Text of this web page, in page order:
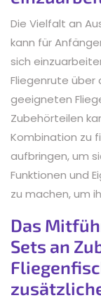
Die Vielfalt an
kann für
sich
Fliegenrute über
geeigneten
Zubehörteilen
Kombination zu
aufbringen, um
Funktionen und
zu machen, um
Das
Sets an